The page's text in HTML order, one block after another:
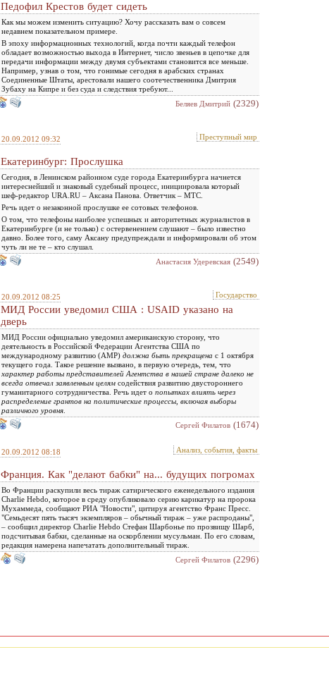
Педофил Крестов будет сидеть
Как мы можем изменить ситуацию? Хочу рассказать вам о совсем
недавнем показательном примере.
В эпоху информационных технологий, когда почти каждый телефон
обладает возможностью выхода в Интернет, число звеньев в цепочке для
передачи информации между двумя субъектами становится все меньше.
Например, узнав о том, что гонимые сегодня в арабских странах
Соединенные Штаты, арестовали нашего соотечественника Дмитрия
Зубаху на Кипре и без суда и следствия требуют...
Беляев Дмитрий (2329)
20.09.2012 09:32 Преступный мир
Екатеринбург: Прослушка
Сегодня, в Ленинском районном суде города Екатеринбурга начнется
интереснейший и знаковый судебный процесс, инициировала который
шеф-редактор URA.RU – Аксана Панова. Ответчик – МТС.
Речь идет о незаконной прослушке ее сотовых телефонов.
О том, что телефоны наиболее успешных и авторитетных журналистов в
Екатеринбурге (и не только) с остервенением слушают – было известно
давно. Более того, саму Аксану предупреждали и информировали об этом
чуть ли не те – кто слушал.
Анастасия Удеревская (2549)
20.09.2012 08:25 Государство
МИД России уведомил США : USAID указано на
дверь
МИД России официально уведомил американскую сторону, что
деятельность в Российской Федерации Агентства США по
международному развитию (AMP) должна быть прекращена с 1 октября
текущего года. Такое решение вызвано, в первую очередь, тем, что
характер работы представителей Агентства в нашей стране далеко не
всегда отвечал заявленным целям содействия развитию двустороннего
гуманитарного сотрудничества. Речь идет о попытках влиять через
распределение грантов на политические процессы, включая выборы
различного уровня
Сергей Филатов (1674)
20.09.2012 08:18 Анализ, события, факты
Франция. Как "делают бабки" на... будущих погромах
Во Франции раскупили весь тираж сатирического еженедельного издания
Charlie Hebdo, которое в среду опубликовало серию карикатур на пророка
Мухаммеда, сообщают РИА "Новости", цитируя агентство Франс Пресс.
"Семьдесят пять тысяч экземпляров – обычный тираж – уже распроданы",
– сообщил директор Charlie Hebdo Стефан Шарбонье по прозвищу Шарб,
подсчитывая бабки, сделанные на оскорблении мусульман. По его словам,
редакция намерена напечатать дополнительный тираж.
Сергей Филатов (2296)